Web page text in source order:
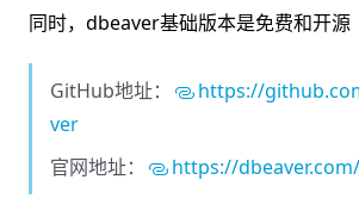
同时，dbeaver基础版本是免费和开源
GitHub地址：
https://
ver
官网地址：
https://dbeaver.com/